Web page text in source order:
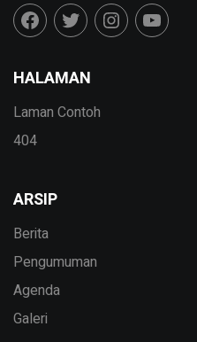
HALAMAN
Laman Contoh
404
ARSIP
Berita
Pengumuman
Agenda
Galeri